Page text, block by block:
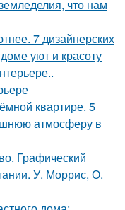
что нам
7 дизайнерских
уют и красоту
квартире. 5
атмосферу в
Графический
У. Моррис, О.